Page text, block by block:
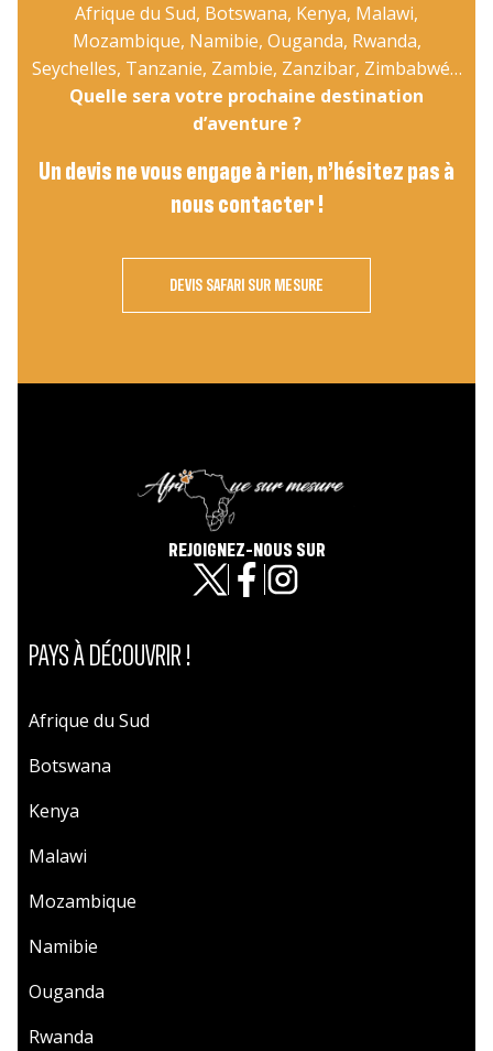
Afrique du Sud, Botswana, Kenya, Malawi,
Mozambique, Namibie, Ouganda, Rwanda,
Seychelles, Tanzanie, Zambie, Zanzibar, Zimbabwé…
Quelle sera votre prochaine destination
d’aventure ?
Un devis ne vous engage à rien, n’hésitez pas à
nous contacter !
DEVIS SAFARI SUR MESURE
REJOIGNEZ-NOUS SUR
PAYS À DÉCOUVRIR !
Afrique du Sud
Botswana
Kenya
Malawi
Mozambique
Namibie
Ouganda
Rwanda